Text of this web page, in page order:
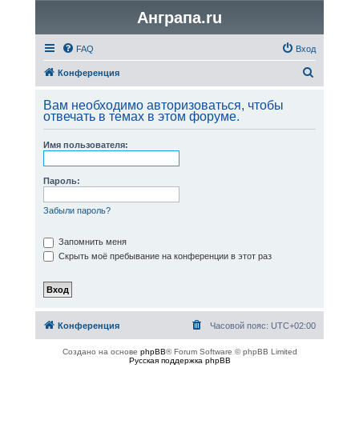
Анграпа.ru
FAQ Вход
Конференция
с
Вам необходимо авторизоваться, чтобы
отвечать в темах в этом форуме.
Имя пользователя:
Пароль:
Забыли пароль?
Запомнить меня
Скрыть моё пребывание на конференции в этот раз
Конференция Часовой пояс: UTC+02:00
Создано на основе phpBB® Forum Software © phpBB Limited
Русская поддержка phpBB